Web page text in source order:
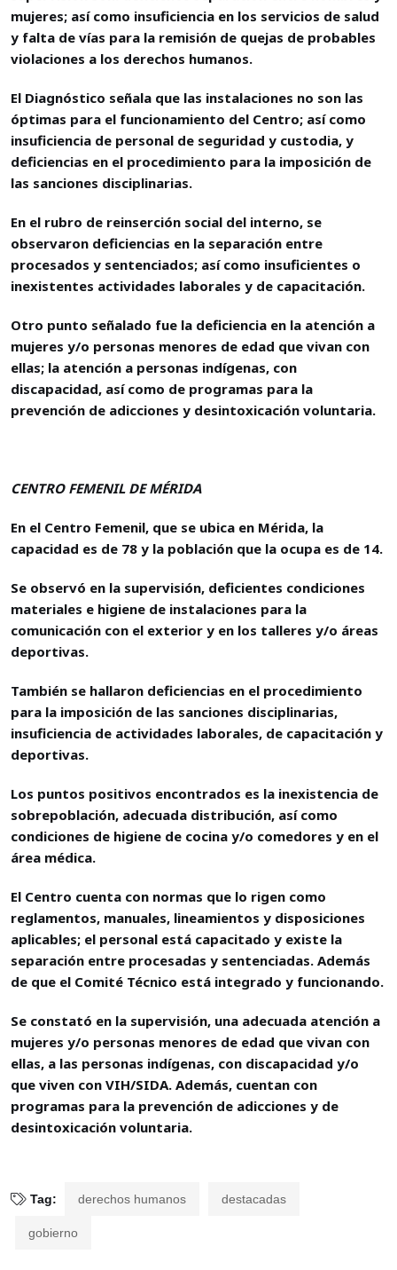
mujeres; así como insuficiencia en los servicios de salud
y falta de vías para la remisión de quejas de probables
violaciones a los derechos humanos.
El Diagnóstico señala que las instalaciones no son las
óptimas para el funcionamiento del Centro; así como
insuficiencia de personal de seguridad y custodia, y
deficiencias en el procedimiento para la imposición de
las sanciones disciplinarias.
En el rubro de reinserción social del interno, se
observaron deficiencias en la separación entre
procesados y sentenciados; así como insuficientes o
inexistentes actividades laborales y de capacitación.
Otro punto señalado fue la deficiencia en la atención a
mujeres y/o personas menores de edad que vivan con
ellas; la atención a personas indígenas, con
discapacidad, así como de programas para la
prevención de adicciones y desintoxicación voluntaria.
CENTRO FEMENIL DE MÉRIDA
En el Centro Femenil, que se ubica en Mérida, la
capacidad es de 78 y la población que la ocupa es de 14.
Se observó en la supervisión, deficientes condiciones
materiales e higiene de instalaciones para la
comunicación con el exterior y en los talleres y/o áreas
deportivas.
También se hallaron deficiencias en el procedimiento
para la imposición de las sanciones disciplinarias,
insuficiencia de actividades laborales, de capacitación y
deportivas.
Los puntos positivos encontrados es la inexistencia de
sobrepoblación, adecuada distribución, así como
condiciones de higiene de cocina y/o comedores y en el
área médica.
El Centro cuenta con normas que lo rigen como
reglamentos, manuales, lineamientos y disposiciones
aplicables; el personal está capacitado y existe la
separación entre procesadas y sentenciadas. Además
de que el Comité Técnico está integrado y funcionando.
Se constató en la supervisión, una adecuada atención a
mujeres y/o personas menores de edad que vivan con
ellas, a las personas indígenas, con discapacidad y/o
que viven con VIH/SIDA. Además, cuentan con
programas para la prevención de adicciones y de
desintoxicación voluntaria.
Tag: derechos humanos destacadas
gobierno